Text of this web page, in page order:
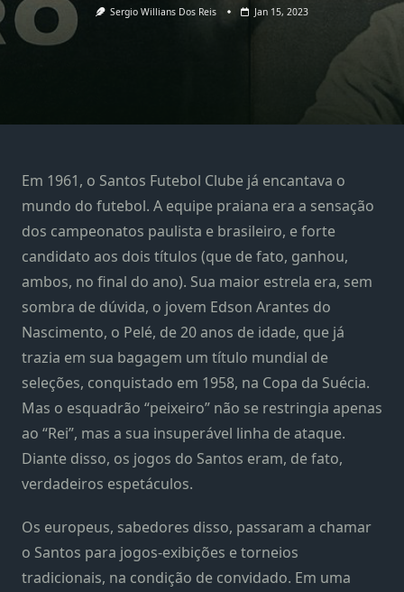
Sergio Willians Dos Reis Jan 15, 2023
Em 1961, o Santos Futebol Clube já encantava o
mundo do futebol. A equipe praiana era a sensação
dos campeonatos paulista e brasileiro, e forte
candidato aos dois títulos (que de fato, ganhou,
ambos, no final do ano). Sua maior estrela era, sem
sombra de dúvida, o jovem Edson Arantes do
Nascimento, o Pelé, de 20 anos de idade, que já
trazia em sua bagagem um título mundial de
seleções, conquistado em 1958, na Copa da Suécia.
Mas o esquadrão “peixeiro” não se restringia apenas
ao “Rei”, mas a sua insuperável linha de ataque.
Diante disso, os jogos do Santos eram, de fato,
verdadeiros espetáculos.
Os europeus, sabedores disso, passaram a chamar
o Santos para jogos-exibições e torneios
tradicionais, na condição de convidado. Em uma